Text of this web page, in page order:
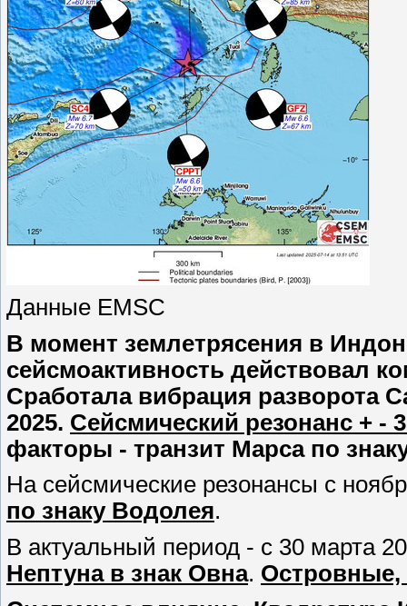
Данные EMSC
В момент землетрясения в
сейсмоактивность действовал
Сработала вибрация разворота
2025. Сейсмический резонанс + -
факторы - транзит Марса по
На сейсмические резонансы с
по знаку Водолея.
В актуальный период - с 30 марта
Нептуна в знак Овна. Островные,